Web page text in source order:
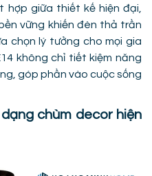
hợp giữa thiết kế hiện đại,
vững khiến đèn thả trần
chọn lý tưởng cho mọi gia
không chỉ tiết kiệm năng
góp phần vào cuộc sống
chùm decor hiện